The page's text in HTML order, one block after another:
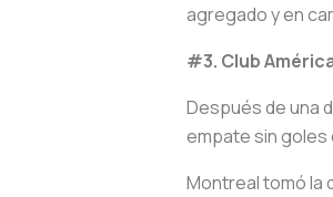
agregado y en
#3. Club
Después de una
empate sin goles
Montreal tomó la